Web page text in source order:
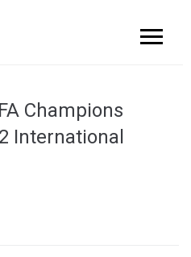
Champions
International